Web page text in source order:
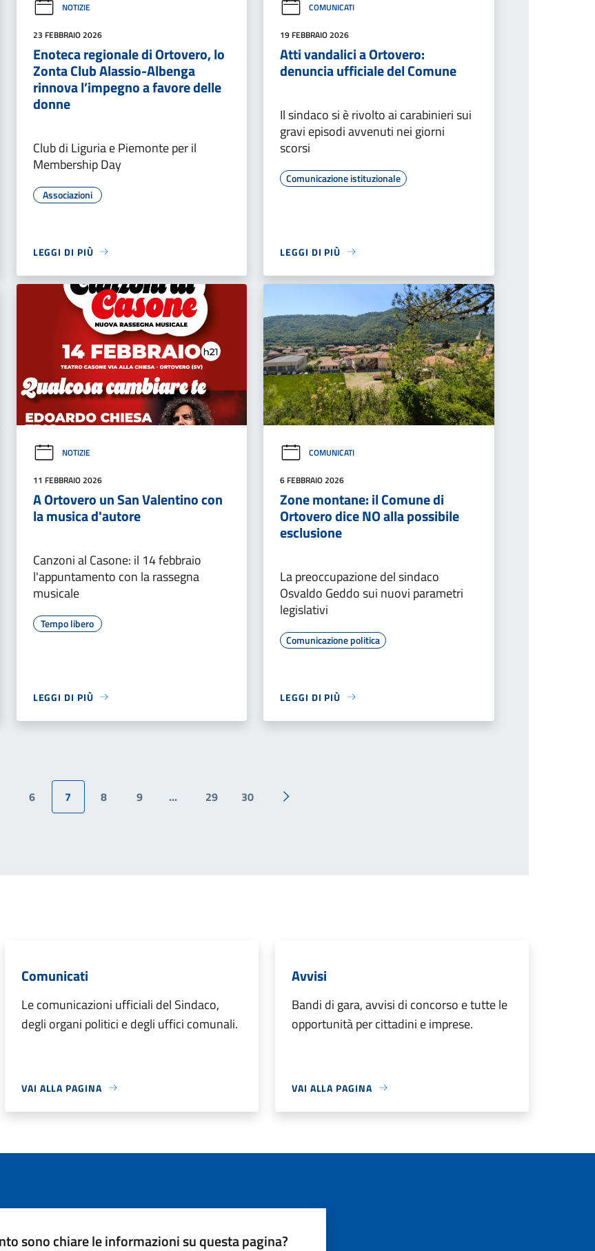
NOTIZIE
23 FEBBRAIO 2026
Enoteca regionale di Ortovero, lo
Zonta Club Alassio-Albenga
rinnova l’impegno a favore delle
donne
Club di Liguria e Piemonte per il
Membership Day
Associazioni
LEGGI DI PIÙ
COMUNICATI
19 FEBBRAIO 2026
Atti vandalici a Ortovero:
denuncia ufficiale del Comune
Il sindaco si è rivolto ai carabinieri sui
gravi episodi avvenuti nei giorni
scorsi
Comunicazione istituzionale
LEGGI DI PIÙ
NOTIZIE
11 FEBBRAIO 2026
A Ortovero un San Valentino con
la musica d'autore
Canzoni al Casone: il 14 febbraio
l'appuntamento con la rassegna
musicale
Tempo libero
LEGGI DI PIÙ
COMUNICATI
6 FEBBRAIO 2026
Zone montane: il Comune di
Ortovero dice NO alla possibile
esclusione
La preoccupazione del sindaco
Osvaldo Geddo sui nuovi parametri
legislativi
Comunicazione politica
LEGGI DI PIÙ
6 7 8 9 ... 29 30
Pagina successiva
Comunicati
Le comunicazioni ufficiali del Sindaco,
degli organi politici e degli uffici comunali.
VAI ALLA PAGINA
Avvisi
Bandi di gara, avvisi di concorso e tutte le
opportunità per cittadini e imprese.
VAI ALLA PAGINA
sono chiare le informazioni su questa pagina?